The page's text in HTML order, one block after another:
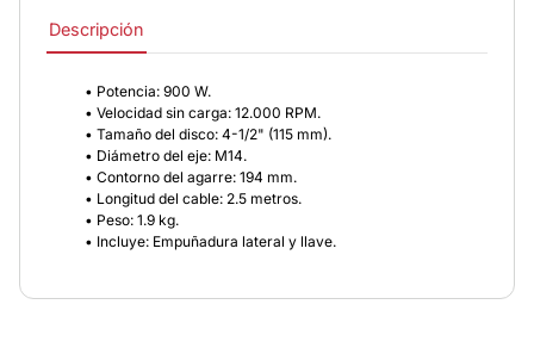
Descripción
• Potencia: 900 W.
• Velocidad sin carga: 12.000 RPM.
• Tamaño del disco: 4-1/2" (115 mm).
• Diámetro del eje: M14.
• Contorno del agarre: 194 mm.
• Longitud del cable: 2.5 metros.
• Peso: 1.9 kg.
• Incluye: Empuñadura lateral y llave.